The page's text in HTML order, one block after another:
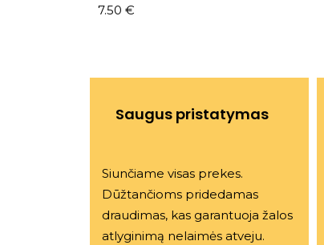
7.50 €
Saugus pristatymas
Siunčiame visas prekes.
Dūžtančioms pridedamas
draudimas, kas garantuoja žalos
atlyginimą nelaimės atveju.